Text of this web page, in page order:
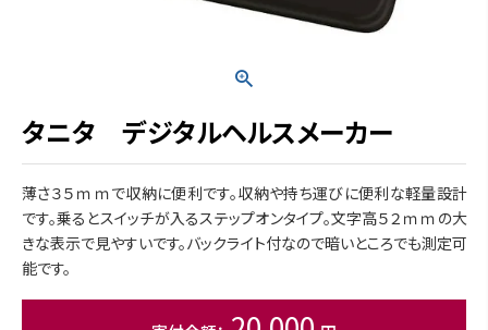
タニタ デジタルヘルスメーカー
薄さ３５ｍｍで収納に便利です。収納や持ち運びに便利な軽量設計
です。乗るとスイッチが入るステップオンタイプ。文字高５２ｍｍの大
きな表示で見やすいです。バックライト付なので暗いところでも測定可
能です。